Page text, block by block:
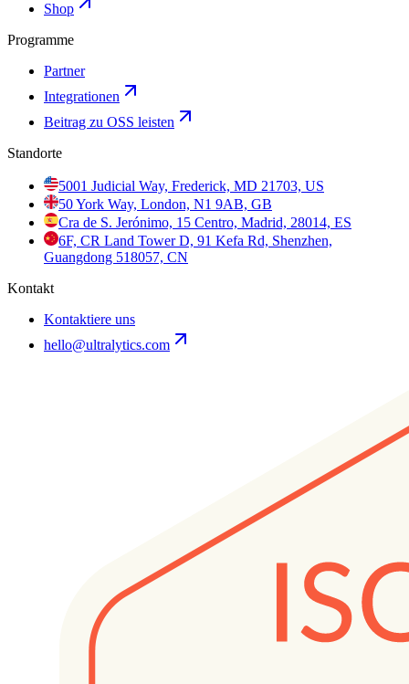
Shop
Programme
Partner
Integrationen
Beitrag zu OSS leisten
Standorte
5001 Judicial Way, Frederick, MD 21703, US
50 York Way, London, N1 9AB, GB
Cra de S. Jerónimo, 15 Centro, Madrid, 28014, ES
6F, CR Land Tower D, 91 Kefa Rd, Shenzhen,
Guangdong 518057, CN
Kontakt
Kontaktiere uns
hello@ultralytics.com